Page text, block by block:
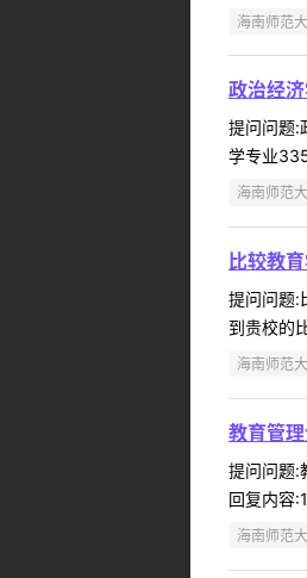
海南师范
政治经
提问问题:
学专业
海南师范
比较教
提问问题:
到贵校的
海南师范
教育管
提问问题:
回复内容
海南师范